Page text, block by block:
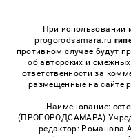
При использовании
progorodsamara.ru
противном случае будут
об авторских и
ответственности за
размещенные на сайте
Наименование:
(ПРОГОРОДСАМАРА)
редактор: Романова